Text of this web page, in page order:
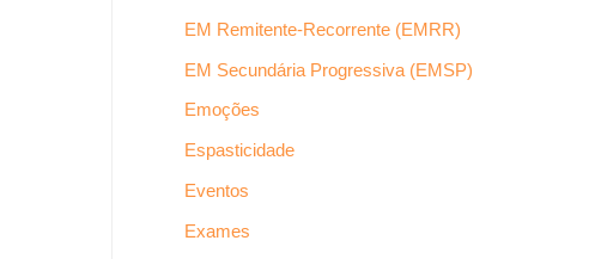
EM Remitente-Recorrente (EMRR)
EM Secundária Progressiva (EMSP)
Emoções
Espasticidade
Eventos
Exames